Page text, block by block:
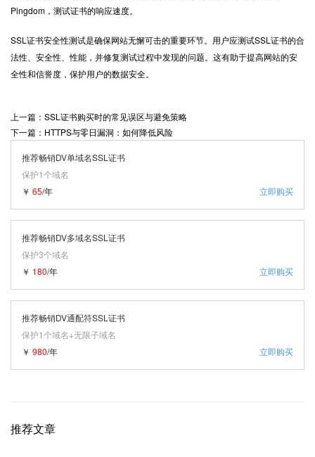
Pingdom，测试证书的响应速度。
SSL证书安全性测试是确保网站无懈可击的重要环节。用户应测试SSL证书的合
法性、安全性、性能，并修复测试过程中发现的问题。这有助于提高网站的安
全性和信誉度，保护用户的数据安全。
上一篇：SSL证书购买时的常见误区与避免策略
下一篇：HTTPS与零日漏洞：如何降低风险
推荐畅销DV单域名SSL证书
保护1个域名
立即购买
￥ 65/年
推荐畅销DV多域名SSL证书
保护3个域名
立即购买
￥ 180/年
推荐畅销DV通配符SSL证书
保护1个域名+无限子域名
立即购买
￥ 980/年
推荐文章